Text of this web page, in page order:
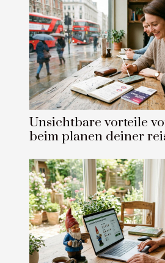
Unsichtbare vorteile
beim planen deiner